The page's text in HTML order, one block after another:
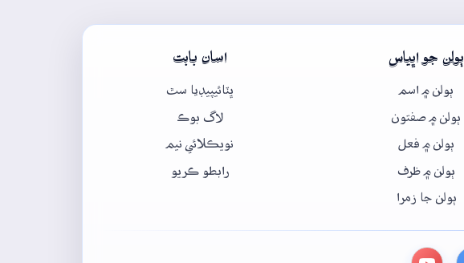
ٻولن جو اڀياس
ٻولن ۾ اسم
ٻولن ۾ صفتون
ٻولن ۾ فعل
ٻولن ۾ ظرف
ٻولن جا زمرا
اسان بابت
ڀٽائيپيڊيا سٿ
لاگ بوڪ
نويڪلائي نيم
رابطو ڪريو